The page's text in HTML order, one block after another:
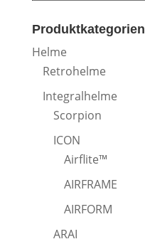
Produktkategorien
Helme
Retrohelme
Integralhelme
Scorpion
ICON
Airflite™
AIRFRAME
AIRFORM
ARAI